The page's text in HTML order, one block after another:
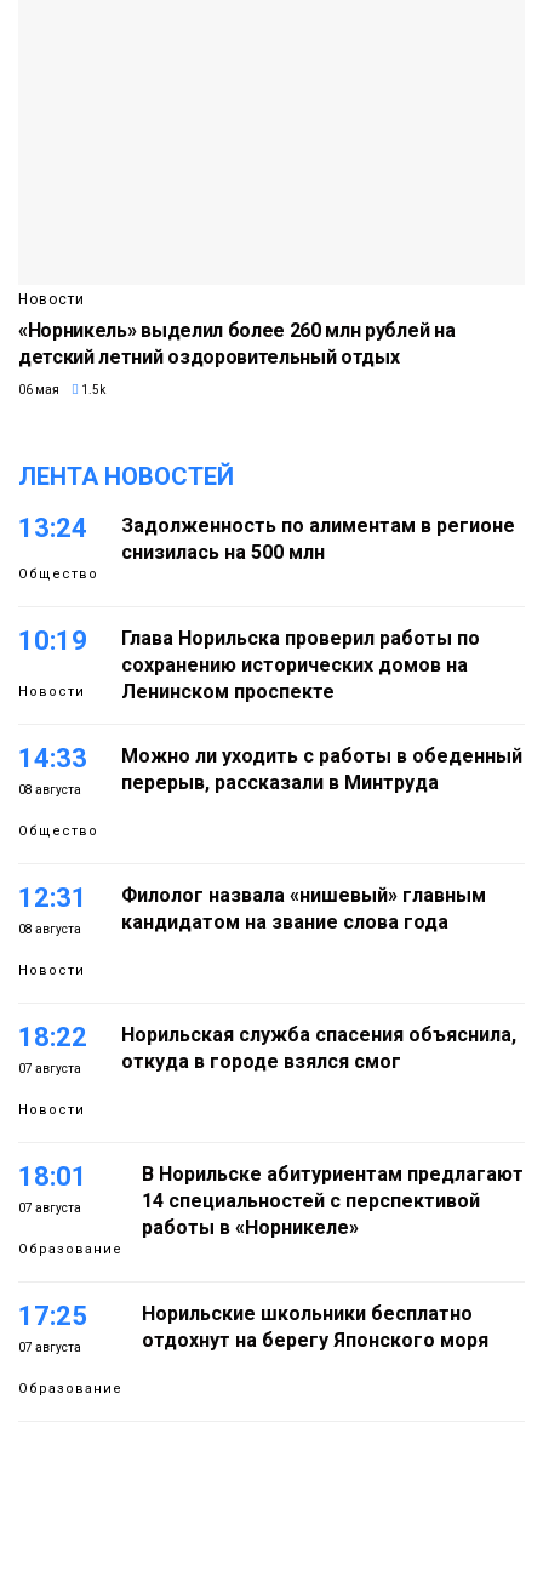
Новости
«Норникель» выделил более 260 млн рублей на
детский летний оздоровительный отдых
06 мая 1.5k
ЛЕНТА НОВОСТЕЙ
13:24
Общество
Задолженность по алиментам в регионе
снизилась на 500 млн
10:19
Новости
Глава Норильска проверил работы по
сохранению исторических домов на
Ленинском проспекте
14:33
08 августа
Общество
Можно ли уходить с работы в обеденный
перерыв, рассказали в Минтруда
12:31
08 августа
Новости
Филолог назвала «нишевый» главным
кандидатом на звание слова года
18:22
07 августа
Новости
Норильская служба спасения объяснила,
откуда в городе взялся смог
18:01
07 августа
Образование
В Норильске абитуриентам предлагают
14 специальностей с перспективой
работы в «Норникеле»
17:25
07 августа
Образование
Норильские школьники бесплатно
отдохнут на берегу Японского моря